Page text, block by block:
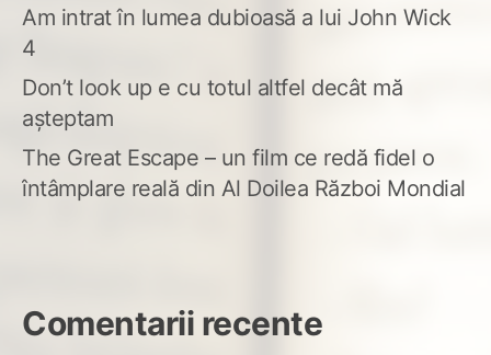
Am intrat în lumea dubioasă a lui John Wick
4
Don’t look up e cu totul altfel decât mă
așteptam
The Great Escape – un film ce redă fidel o
întâmplare reală din Al Doilea Război Mondial
Comentarii recente